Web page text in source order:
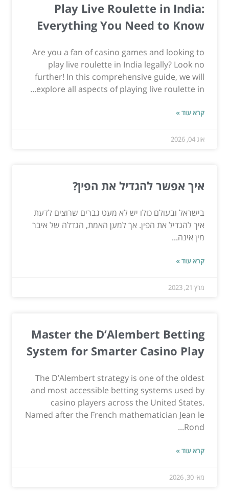
Play Live Roulette in India:
Everything You Need to Know
Are you a fan of casino games and looking to
play live roulette in India legally? Look no
further! In this comprehensive guide, we will
explore all aspects of playing live roulette in...
קרא עוד »
אוג 04, 2026
איך אפשר להגדיל את הפין?
בישראל ובעולם כולו יש לא מעט גברים שרוצים לדעת
איך להגדיל את הפין. אך למען האמת, הגדלה של איבר
מין אינה...
קרא עוד »
מרץ 21, 2023
Master the D’Alembert Betting
System for Smarter Casino Play
The D’Alembert strategy is one of the oldest
and most accessible betting systems used by
casino players across the United States.
Named after the French mathematician Jean le
Rond...
קרא עוד »
מאי 30, 2026